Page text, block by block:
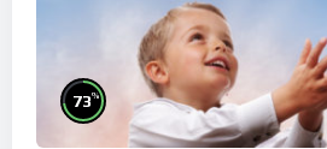
73%